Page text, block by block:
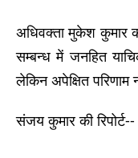
अधिवक्ता मुकेश कुमार
सम्बन्ध में जनहित
लेकिन अपेक्षित परिणाम
संजय कुमार की रिपोर्ट--